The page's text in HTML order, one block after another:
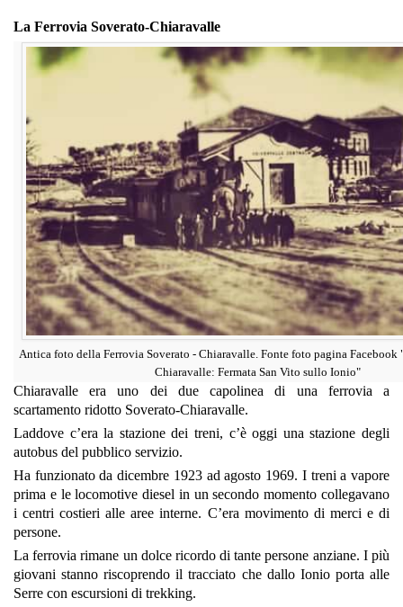
La Ferrovia Soverato-Chiaravalle
Antica foto della Ferrovia Soverato - Chiaravalle. Fonte foto pagina Facebook
Chiaravalle: Fermata San Vito sullo Ionio"
Chiaravalle era uno dei due capolinea di una ferrovia a
scartamento ridotto Soverato-Chiaravalle.
Laddove c’era la stazione dei treni, c’è oggi una stazione degli
autobus del pubblico servizio.
Ha funzionato da dicembre 1923 ad agosto 1969. I treni a vapore
prima e le locomotive diesel in un secondo momento collegavano
i centri costieri alle aree interne. C’era movimento di merci e di
persone.
La ferrovia rimane un dolce ricordo di tante persone anziane. I più
giovani stanno riscoprendo il tracciato che dallo Ionio porta alle
Serre con escursioni di trekking.